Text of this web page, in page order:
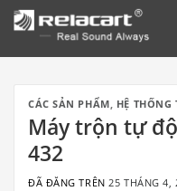
Chuyển
đến
nội
CÁC SẢN PHẨM, HỆ THỐNG
Máy trộn tự
432
ĐÃ ĐĂNG TRÊN25 THÁNG 4,